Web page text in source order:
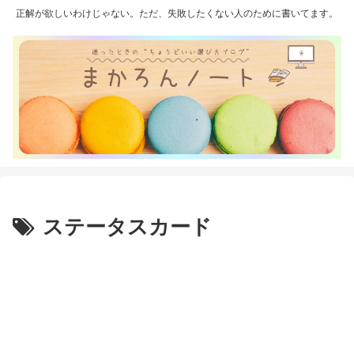
正解が欲しいわけじゃない。ただ、失敗したくない人のために書いてます。
ステータスカード